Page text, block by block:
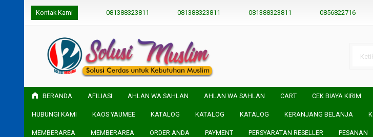
Kontak Kami 081388323811 081388323811 081388323811 0856822716
BERANDA AFILIASI AHLAN WA SAHLAN AHLAN WA SAHLAN CART CEK BIAYA KIRIM
HUBUNGI KAMI KAOS YAUMEE KATALOG KATALOG KATALOG KERANJANG BELANJA
MEMBERAREA MEMBERAREA ORDER ANDA PAYMENT PERSYARATAN RESELLER PESANAN